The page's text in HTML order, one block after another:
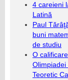
4 careieni
Latină
Paul
buni
de studiu
O
Olimpiadei
Teoretic